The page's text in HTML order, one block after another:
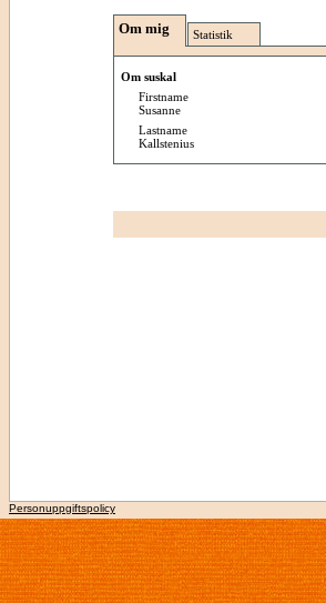
Om mig Statistik
Om suskal
Firstname
Susanne
Lastname
Kallstenius
Personuppgiftspolicy